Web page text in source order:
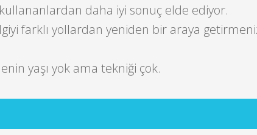
daha iyi sonuç elde ediyor.
farklı yollardan yeniden bir araya
yaşı yok ama tekniği çok.